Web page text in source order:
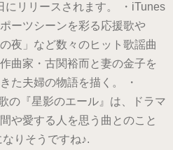
リリースされます。 ・iTunes
ーツシーンを彩る応援歌や
夜」など数々のヒット歌謡曲
曲家・古関裕而と妻の金子を
た夫婦の物語を描く。 ・
の『星影のエール』は、ドラマ
や愛する人を思う曲とのこと
りそうですね♪.